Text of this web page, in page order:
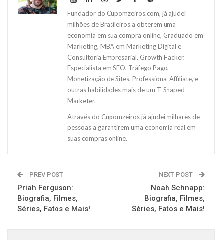
Fundador do Cupomzeiros.com, já ajudei
milhões de Brasileiros a obterem uma
economia em sua compra online, Graduado em
Marketing, MBA em Marketing Digital e
Consultoria Empresarial, Growth Hacker,
Especialista em SEO, Tráfego Pago,
Monetização de Sites, Professional Affiliate, e
outras habilidades mais de um T-Shaped
Marketer.
Através do Cupomzeiros já ajudei milhares de
pessoas a garantirem uma economia real em
suas compras online.
PREV POST
Priah Ferguson:
Biografia, Filmes,
Séries, Fatos e Mais!
NEXT POST
Noah Schnapp:
Biografia, Filmes,
Séries, Fatos e Mais!